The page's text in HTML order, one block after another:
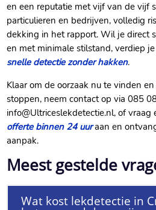
en een reputatie met vijf van de vijf
particulieren en bedrijven, volledig
dekking in het rapport.​ Wil je direct
en met minimale stilstand, verdiep
snelle detectie zonder hakken.​
Klaar om de oorzaak nu te vinden
stoppen, neem contact op via 085
info@Ultriceslekdetectie.​nl, of vraag
offerte binnen 24 uuraan en
aanpak.​
Meest gestelde
Wat kost lekdetectie in